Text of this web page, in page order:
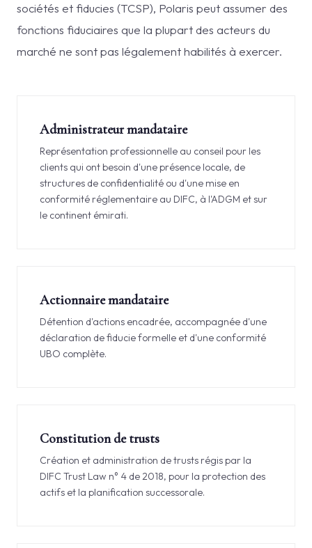
sociétés et fiducies (TCSP), Polaris peut assumer des
fonctions fiduciaires que la plupart des acteurs du
marché ne sont pas légalement habilités à exercer.
Administrateur mandataire
Représentation professionnelle au conseil pour les
clients qui ont besoin d'une présence locale, de
structures de confidentialité ou d'une mise en
conformité réglementaire au DIFC, à l'ADGM et sur
le continent émirati.
Actionnaire mandataire
Détention d'actions encadrée, accompagnée d'une
déclaration de fiducie formelle et d'une conformité
UBO complète.
Constitution de trusts
Création et administration de trusts régis par la
DIFC Trust Law n° 4 de 2018, pour la protection des
actifs et la planification successorale.